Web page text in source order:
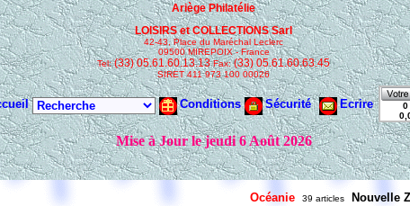
Océanie 39 articles
Nouvelle